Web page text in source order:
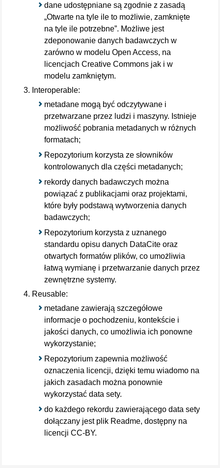
dane udostępniane są zgodnie z zasadą
„Otwarte na tyle ile to możliwie, zamknięte
na tyle ile potrzebne”. Możliwe jest
zdeponowanie danych badawczych w
zarówno w modelu Open Access, na
licencjach Creative Commons jak i w
modelu zamkniętym.
Interoperable:
metadane mogą być odczytywane i
przetwarzane przez ludzi i maszyny. Istnieje
możliwość pobrania metadanych w różnych
formatach;
Repozytorium korzysta ze słowników
kontrolowanych dla części metadanych;
rekordy danych badawczych można
powiązać z publikacjami oraz projektami,
które były podstawą wytworzenia danych
badawczych;
Repozytorium korzysta z uznanego
standardu opisu danych DataCite oraz
otwartych formatów plików, co umożliwia
łatwą wymianę i przetwarzanie danych przez
zewnętrzne systemy.
Reusable:
metadane zawierają szczegółowe
informacje o pochodzeniu, kontekście i
jakości danych, co umożliwia ich ponowne
wykorzystanie;
Repozytorium zapewnia możliwość
oznaczenia licencji, dzięki temu wiadomo na
jakich zasadach można ponownie
wykorzystać data sety.
do każdego rekordu zawierającego data sety
dołączany jest plik Readme, dostępny na
licencji CC-BY.